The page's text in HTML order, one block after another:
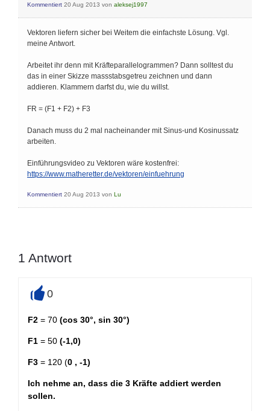
Kommentiert 20 Aug 2013 von aleksej1997
Vektoren liefern sicher bei Weitem die einfachste Lösung. Vgl.
meine Antwort.
Arbeitet ihr denn mit Kräfteparallelogrammen? Dann solltest du
das in einer Skizze massstabsgetreu zeichnen und dann
addieren. Klammern darfst du, wie du willst.
FR = (F1 + F2) + F3
Danach muss du 2 mal nacheinander mit Sinus-und Kosinussatz
arbeiten.
Einführungsvideo zu Vektoren wäre kostenfrei:
https://www.matheretter.de/vektoren/einfuehrung
Kommentiert 20 Aug 2013 von Lu
1 Antwort
0
F2 = 70 (cos 30°, sin 30°)
F1 = 50 (-1,0)
F3 = 120 (0 , -1)
Ich nehme an, dass die 3 Kräfte addiert werden
sollen.